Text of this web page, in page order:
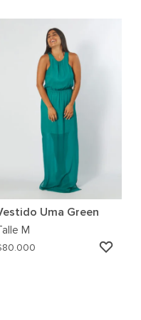
Uma Green
M
80.000